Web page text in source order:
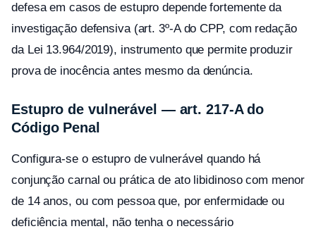
defesa em casos de estupro depende fortemente da
investigação defensiva (art. 3º-A do CPP, com redação
da Lei 13.964/2019), instrumento que permite produzir
prova de inocência antes mesmo da denúncia.
Estupro de vulnerável — art. 217-A do
Código Penal
Configura-se o estupro de vulnerável quando há
conjunção carnal ou prática de ato libidinoso com menor
de 14 anos, ou com pessoa que, por enfermidade ou
deficiência mental, não tenha o necessário